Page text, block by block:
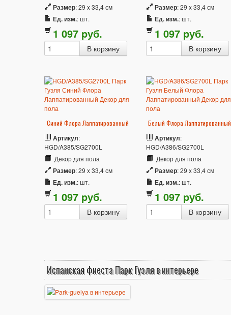
Размер: 29 x 33,4 см
Ед. изм.: шт.
1 097 pуб.
Размер: 29 x 33,4 см
Ед. изм.: шт.
1 097 pуб.
Синий Флора Лаппатированный
Артикул:
HGD/A385/SG2700L
Декор для пола
Размер: 29 x 33,4 см
Ед. изм.: шт.
1 097 pуб.
Белый Флора Лаппатированный
Артикул:
HGD/A386/SG2700L
Декор для пола
Размер: 29 x 33,4 см
Ед. изм.: шт.
1 097 pуб.
Испанская фиеста Парк Гуэля в интерьере